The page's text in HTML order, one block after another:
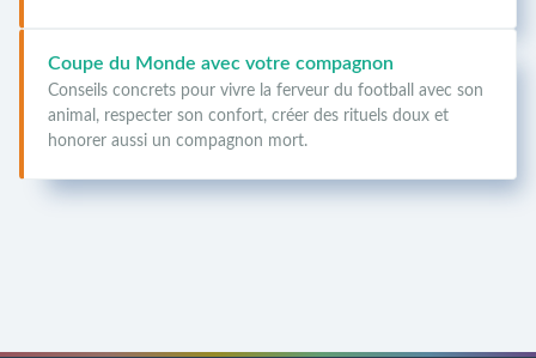
Coupe du Monde avec votre compagnon
Conseils concrets pour vivre la ferveur du football avec son
animal, respecter son confort, créer des rituels doux et
honorer aussi un compagnon mort.